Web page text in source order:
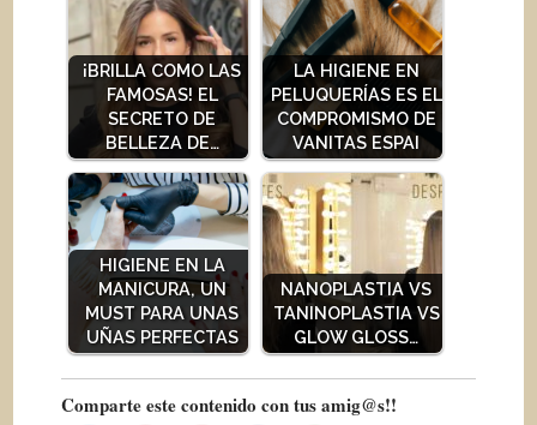
¡BRILLA COMO LAS
FAMOSAS! EL
SECRETO DE
BELLEZA DE…
LA HIGIENE EN
PELUQUERÍAS ES EL
COMPROMISMO DE
VANITAS ESPAI
HIGIENE EN LA
MANICURA, UN
MUST PARA UNAS
UÑAS PERFECTAS
NANOPLASTIA VS
TANINOPLASTIA VS
GLOW GLOSS…
Comparte este contenido con tus amig@s!!